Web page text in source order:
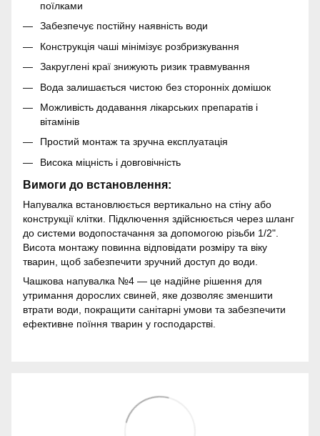
поїлками
Забезпечує постійну наявність води
Конструкція чаші мінімізує розбризкування
Закруглені краї знижують ризик травмування
Вода залишається чистою без сторонніх домішок
Можливість додавання лікарських препаратів і
вітамінів
Простий монтаж та зручна експлуатація
Висока міцність і довговічність
Вимоги до встановлення:
Напувалка встановлюється вертикально на стіну або
конструкції клітки. Підключення здійснюється через шланг
до системи водопостачання за допомогою різьби 1/2".
Висота монтажу повинна відповідати розміру та віку
тварин, щоб забезпечити зручний доступ до води.
Чашкова напувалка №4 — це надійне рішення для
утримання дорослих свиней, яке дозволяє зменшити
втрати води, покращити санітарні умови та забезпечити
ефективне поїння тварин у господарстві.